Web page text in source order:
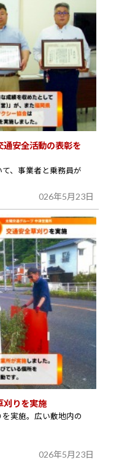
安全活動の表彰を
、事業者と乗務員が
026年5月23日
刈りを実施
実施。広い敷地内の
026年5月23日